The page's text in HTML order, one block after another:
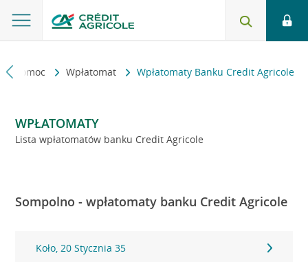
i pomoc Wpłatomat Wpłatomaty Banku Credit Agricole
WPŁATOMATY
Lista wpłatomatów banku Credit Agricole
Sompolno - wpłatomaty banku Credit Agricole
Koło, 20 Stycznia 35